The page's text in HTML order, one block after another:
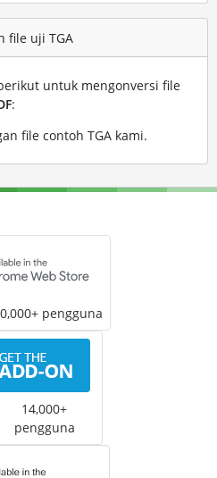
file uji TGA
untuk mengonversi file
:
file contoh TGA kami.
pengguna
14,000+
pengguna